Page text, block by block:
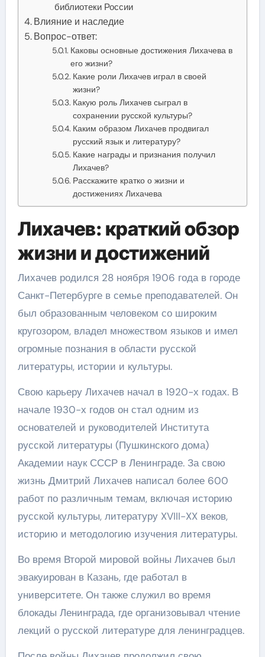
библиотеки России
Влияние и наследие
Вопрос-ответ:
Каковы основные достижения Лихачева в
его жизни?
Какие роли Лихачев играл в своей
жизни?
Какую роль Лихачев сыграл в
сохранении русской культуры?
Каким образом Лихачев продвигал
русский язык и литературу?
Какие награды и признания получил
Лихачев?
Расскажите кратко о жизни и
достижениях Лихачева
Лихачев: краткий обзор
жизни и достижений
Лихачев родился 28 ноября 1906 года в городе
Санкт-Петербурге в семье преподавателей. Он
был образованным человеком со широким
кругозором, владел множеством языков и имел
огромные познания в области русской
литературы, истории и культуры.
Свою карьеру Лихачев начал в 1920-х годах. В
начале 1930-х годов он стал одним из
основателей и руководителей Института
русской литературы (Пушкинского дома)
Академии наук СССР в Ленинграде. За свою
жизнь Дмитрий Лихачев написал более 600
работ по различным темам, включая историю
русской культуры, литературу XVIII-XX веков,
историю и методологию изучения литературы.
Во время Второй мировой войны Лихачев был
эвакуирован в Казань, где работал в
университете. Он также служил во время
блокады Ленинграда, где организовывал чтение
лекций о русской литературе для ленинградцев.